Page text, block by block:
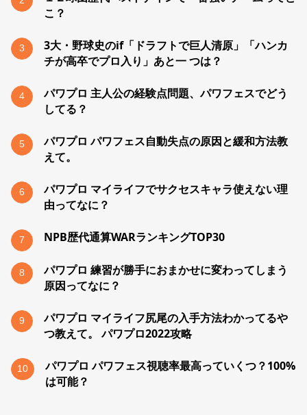
こ？
3
3大・野球史のif「ドラフトで巨人清原」「ハンカ
チが高卒でプロ入り」あと一 つは？
4
パワプロ 主人公の経験点問題、パワフェスでどう
してる？
5
パワプロ パワフェス自動失点の原因と緩和方法教
えて。
6
パワプロ マイライフでサクセスキャラ使えない理
由ってなに？
7 NPB歴代通算WARランキングTOP30
8
パワプロ 練習が勝手におまかせに変わってしまう
原因ってなに？
9
パワプロ マイライフ尻尾の入手方法わかってるや
つ教えて。 パワプロ2022攻略
10
パワプロ パワフェス視聴率最高っていくつ？100%
は可能？